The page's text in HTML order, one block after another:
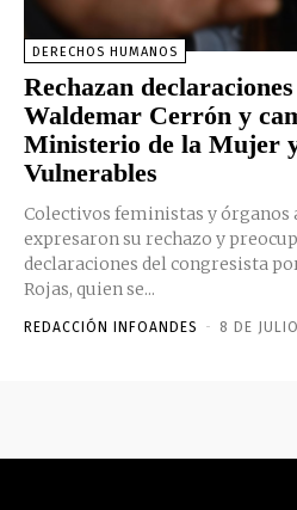
DERECHOS HUMANOS
Rechazan
Waldemar Cerrón y
Ministerio de la Mujer
Vulnerables
Colectivos feministas y órganos
expresaron su rechazo y
declaraciones del congresista
Rojas, quien se...
REDACCIÓN INFOANDES - 8 DE